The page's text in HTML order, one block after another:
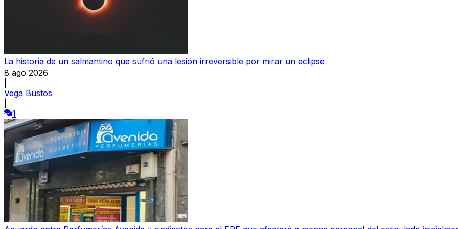
La historia de un salmantino que sufrió una lesión irreversible por mirar un eclipse
8 ago 2026
Vega Bustos
1